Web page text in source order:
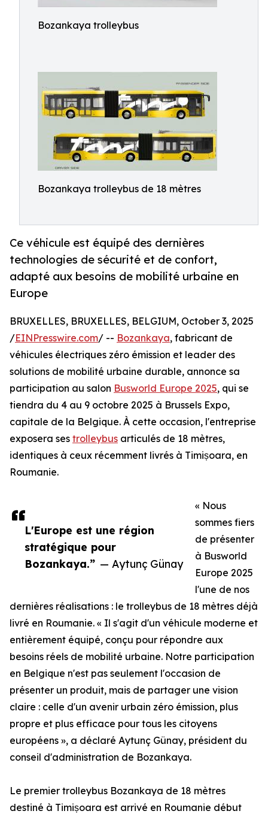
Bozankaya trolleybus
Bozankaya trolleybus de 18 mètres
Ce véhicule est équipé des dernières
technologies de sécurité et de confort,
adapté aux besoins de mobilité urbaine en
Europe
L'Europe est une région
stratégique pour
Bozankaya.” — Aytunç Günay
BRUXELLES, BRUXELLES, BELGIUM, October 3, 2025
/EINPresswire.com/ -- Bozankaya, fabricant de
véhicules électriques zéro émission et leader des
solutions de mobilité urbaine durable, annonce sa
participation au salon Busworld Europe 2025, qui se
tiendra du 4 au 9 octobre 2025 à Brussels Expo,
capitale de la Belgique. À cette occasion, l'entreprise
exposera ses trolleybus articulés de 18 mètres,
identiques à ceux récemment livrés à Timișoara, en
Roumanie.
« Nous
sommes fiers
de présenter
à Busworld
Europe 2025
l'une de nos
dernières réalisations : le trolleybus de 18 mètres déjà
livré en Roumanie. « Il s'agit d'un véhicule moderne et
entièrement équipé, conçu pour répondre aux
besoins réels de mobilité urbaine. Notre participation
en Belgique n'est pas seulement l'occasion de
présenter un produit, mais de partager une vision
claire : celle d'un avenir urbain zéro émission, plus
propre et plus efficace pour tous les citoyens
européens », a déclaré Aytunç Günay, président du
conseil d'administration de Bozankaya.
Le premier trolleybus Bozankaya de 18 mètres
destiné à Timișoara est arrivé en Roumanie début